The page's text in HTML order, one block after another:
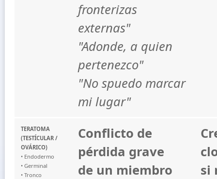
fronterizas
externas"
"Adonde, a quien
pertenezco"
"No spuedo marcar
mi lugar"
TERATOMA
(TESTÍCULAR /
OVÁRICO)
• Endodermo
• Germinal
• Tronco
Conflicto de
pérdida grave
de un miembro
si